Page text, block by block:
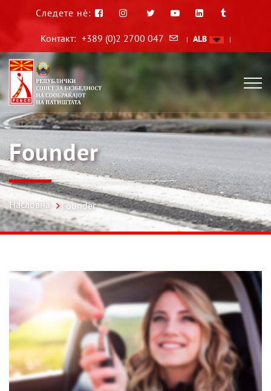
Следете нè:
Контакт: +389 (0)2 2700 047 | ALB |
Founder
Насловна Founder